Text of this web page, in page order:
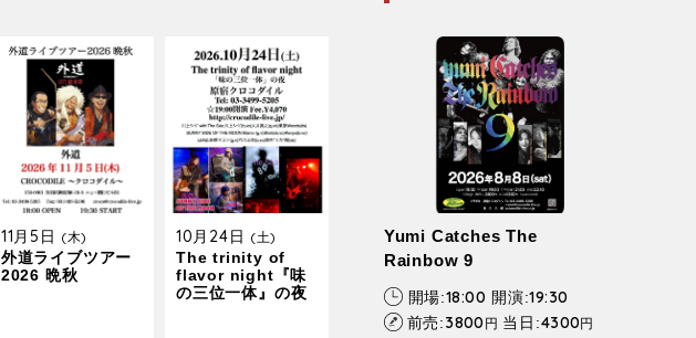
11月5日 (木)
外道ライブツアー
2026 晩秋
10月24日 (土)
The trinity of
flavor night『味
の三位一体』の夜
Yumi Catches The
Rainbow 9
開場:18:00 開演:19:30
前売:3800 円 当日:4300 円